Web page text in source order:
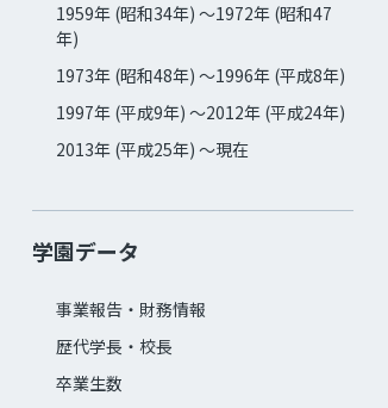
1959年 (昭和34年) ～1972年 (昭和47
年)
1973年 (昭和48年) ～1996年 (平成8年)
1997年 (平成9年) ～2012年 (平成24年)
2013年 (平成25年) ～現在
学園データ
事業報告・財務情報
歴代学長・校長
卒業生数